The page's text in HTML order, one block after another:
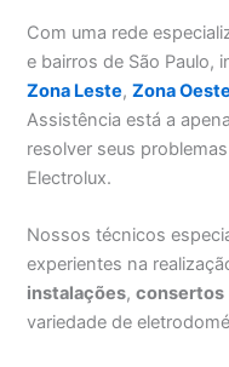
Com uma rede
e bairros de São Paulo,
Zona Leste,Zona Oeste
Assistência está a
resolver seus
Electrolux.
Nossos técnicos
experientes na
instalações,consertos
variedade de